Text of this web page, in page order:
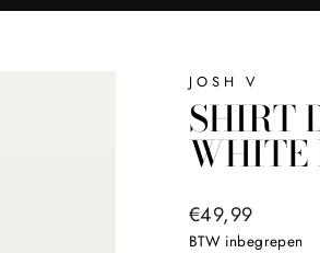
Pauzeer
JOSH V
SHIRT
WHITE
Normale
prijs
€49,99
BTW inbegrepen